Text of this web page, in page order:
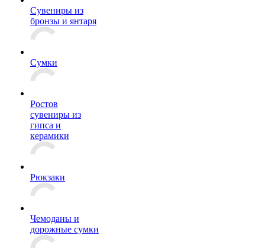
Сувениры из
бронзы и янтаря
Сумки
Ростов
сувениры из
гипса и
керамики
Рюкзаки
Чемоданы и
дорожные сумки